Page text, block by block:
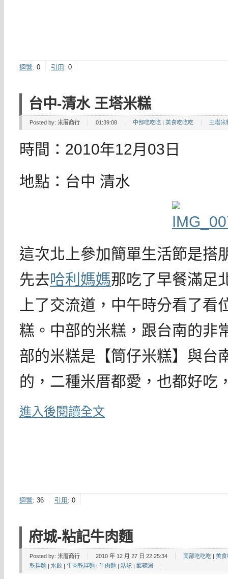
迴響: 0 引用 : 0
台中-清水 王塔米糕
Posted by: 米厝商行 01:39:08 中部吃吃吃 | 美食吃吃吃 王塔米
時間：2010年12月03日
地點：台中 清水
這次北上參加簡單生活節是搭
先去哈利媽媽那吃了早餐滿足
上了交流道，中午時分看了看
糕。中部的米糕，跟台南的非
部的米糕是【筒仔米糕】與台
的，二種米厝都愛，也都好吃
進入後閱讀全文
迴響: 36 引用 : 0
府城-粘記牛肉麵
Posted by: 米厝商行 2010 年 12 月 27 日 22:25:34 南部吃吃吃 | 美食
乾拌麵
水餃 牛肉乾拌麵 牛肉麵 粘記 酸辣湯